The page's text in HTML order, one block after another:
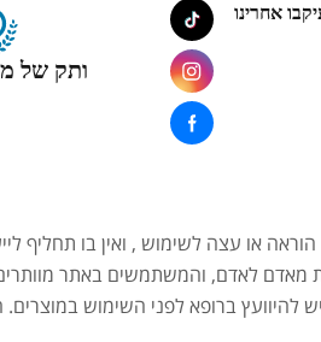
אחרינו
ותק של מעל
או עצה לשימוש , ואין בו תחליף
מאדם לאדם, והמשתמשים באתר
להיוועץ ברופא לפני השימוש